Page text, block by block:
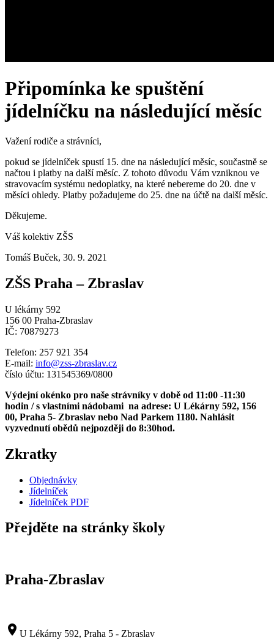
Připomínka ke spuštění
jídelníčku na následující měsíc
Važení rodiče a strávníci,
pokud se jídelníček spustí 15. dne na následující měsíc, součastně se
načtou i platby na další měsíc. Z tohoto důvodu Vám vzniknou ve
stravovacím systému nedoplatky, na které nebereme do 20. dne v
měsíci ohledy. Platby požadujeme do 25. dne na účtě na další měsíc.
Děkujeme.
Váš kolektiv ZŠS
Tomáš Buček, 30. 9. 2021
ZŠS Praha – Zbraslav
U lékárny 592
156 00 Praha-Zbraslav
IČ: 70879273
Telefon: 257 921 354
E-mail: info@zss-zbraslav.cz
číslo účtu: 131545369/0800
Výdejní okénko pro naše strávníky v době od 11:00 -11:30
hodin / s vlastními nádobami na adrese: U Lékárny 592, 156
00, Praha 5- Zbraslav nebo Nad Parkem 1180. Nahlásit
vyzvednutí obědů nejpozději do 8:30hod.
Zkratky
Objednávky
Jídelníček
Jídelníček PDF
Přejděte na stránky školy
Praha-Zbraslav
room U Lékárny 592, Praha 5 - Zbraslav